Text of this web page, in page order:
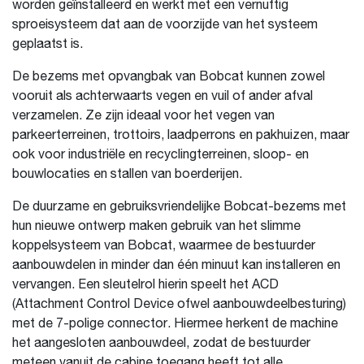
worden geïnstalleerd en werkt met een vernuftig
sproeisysteem dat aan de voorzijde van het systeem
geplaatst is.
De bezems met opvangbak van Bobcat kunnen zowel
vooruit als achterwaarts vegen en vuil of ander afval
verzamelen. Ze zijn ideaal voor het vegen van
parkeerterreinen, trottoirs, laadperrons en pakhuizen, maar
ook voor industriële en recyclingterreinen, sloop- en
bouwlocaties en stallen van boerderijen.
De duurzame en gebruiksvriendelijke Bobcat-bezems met
hun nieuwe ontwerp maken gebruik van het slimme
koppelsysteem van Bobcat, waarmee de bestuurder
aanbouwdelen in minder dan één minuut kan installeren en
vervangen. Een sleutelrol hierin speelt het ACD
(Attachment Control Device ofwel aanbouwdeelbesturing)
met de 7-polige connector. Hiermee herkent de machine
het aangesloten aanbouwdeel, zodat de bestuurder